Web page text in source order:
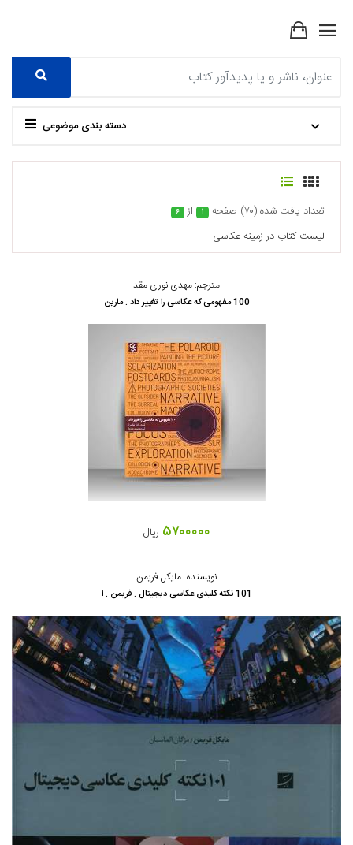
دسته بندی موضوعی
تعداد يافت شده (۷۰) صفحه ۱ از ۶
ليست كتاب در زمينه عکاسی
مترجم: مهدی نوری مقد
100 مفهومی که عکاسی را تغییر داد . مارین
۵۷۰۰۰۰۰ ریال
نویسنده: مایکل فریمن
101 نکته کلیدی عکاسی دیجیتال . فریمن . ا